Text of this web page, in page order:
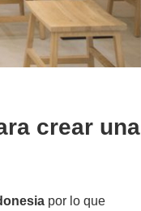
crear una
por lo que